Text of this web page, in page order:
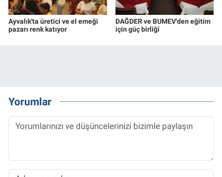
Ayvalık'ta üretici ve el emeği
pazarı renk katıyor
DAĞDER ve BUMEV'den eğitim
için güç birliği
Yorumlar